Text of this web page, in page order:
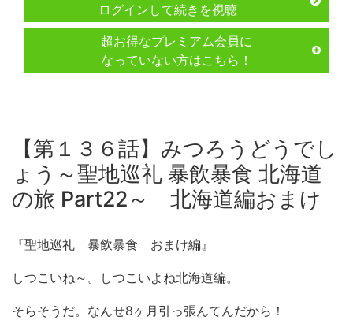
ログインして続きを視聴
超お得なプレミアム会員に
なっていない方はこちら！
【第１３６話】みつろうどうでし
ょう～聖地巡礼 暴飲暴食 北海道
の旅 Part22～ 北海道編おまけ
『聖地巡礼 暴飲暴食 おまけ編』
しつこいね～。しつこいよね北海道編。
そらそうだ。なんせ8ヶ月引っ張んてんだから！